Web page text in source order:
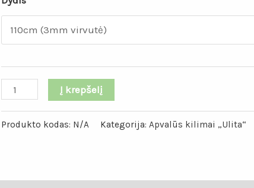
produkto
Žalios
kilimas
Į krepšelį
Produkto kodas: N/A Kategorija: Apvalūs kilimai „Ulita“